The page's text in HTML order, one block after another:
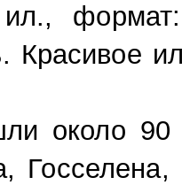
Красивое
около 90